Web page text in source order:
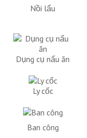
Nồi lẩu
Dụng cụ nấu ăn
Ly cốc
Ban công